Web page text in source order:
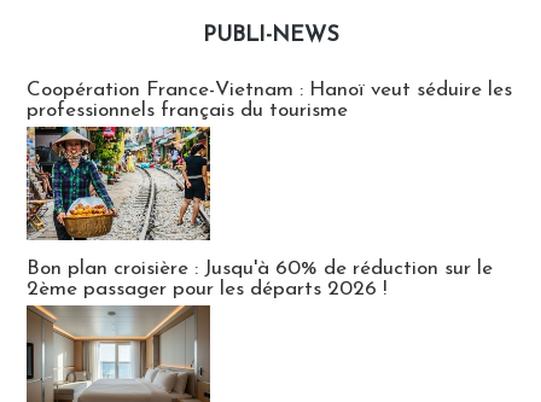
PUBLI-NEWS
Coopération France-Vietnam : Hanoï veut séduire les
professionnels français du tourisme
Bon plan croisière : Jusqu'à 60% de réduction sur le
2ème passager pour les départs 2026 !